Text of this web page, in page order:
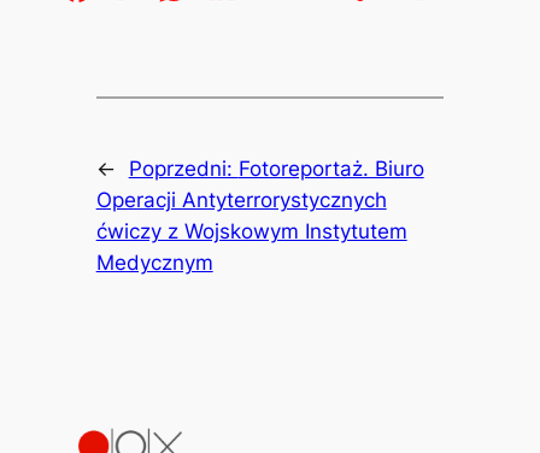
← Poprzedni: Fotoreportaż. Biuro
Operacji Antyterrorystycznych
ćwiczy z Wojskowym Instytutem
Medycznym